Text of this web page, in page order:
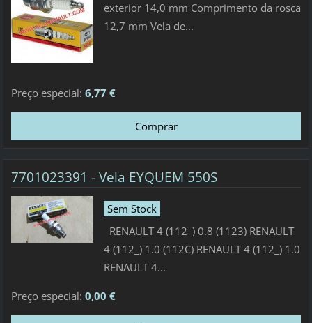
exterior 14,0 mm Comprimento da rosca
12,7 mm Vela de...
Preço especial: 6,77 €
7701023391 - Vela EYQUEM 550S
Sem Stock
RENAULT 4 (112_) 0.8 (1123) RENAULT
4 (112_) 1.0 (112C) RENAULT 4 (112_) 1.0
RENAULT 4...
Preço especial: 0,00 €